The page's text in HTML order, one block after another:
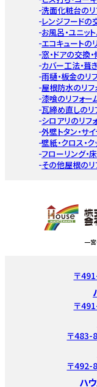
洗面化粧台のリ
レンジフードの
お風呂・ユニッ
エコキュートの
窓・ドアの交換
カバー工法・葺
雨樋・板金のリ
屋根防水のリフ
漆喰のリフォー
瓦締め直しのリ
シロアリのリフ
外壁トタン・サ
壁紙・クロス・
フローリング・
その他屋根のリ
一宮
〒
〒
〒483-
〒492-
ハ